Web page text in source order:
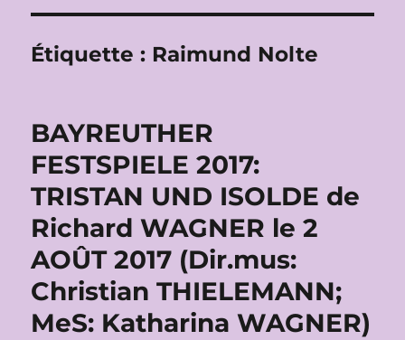
Étiquette : Raimund Nolte
BAYREUTHER
FESTSPIELE 2017:
TRISTAN UND ISOLDE de
Richard WAGNER le 2
AOÛT 2017 (Dir.mus:
Christian THIELEMANN;
MeS: Katharina WAGNER)